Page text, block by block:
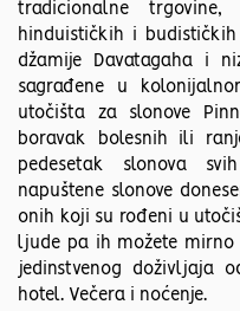
tradicionalne
hinduističkih i
džamije Davatagaha i
sagrađene u
utočišta za slonove
boravak bolesnih ili
pedesetak slonova
napuštene slonove
onih koji su rođeni u
ljude pa ih možete mirno
jedinstvenog doživljaja
hotel. Večera i noćenje.